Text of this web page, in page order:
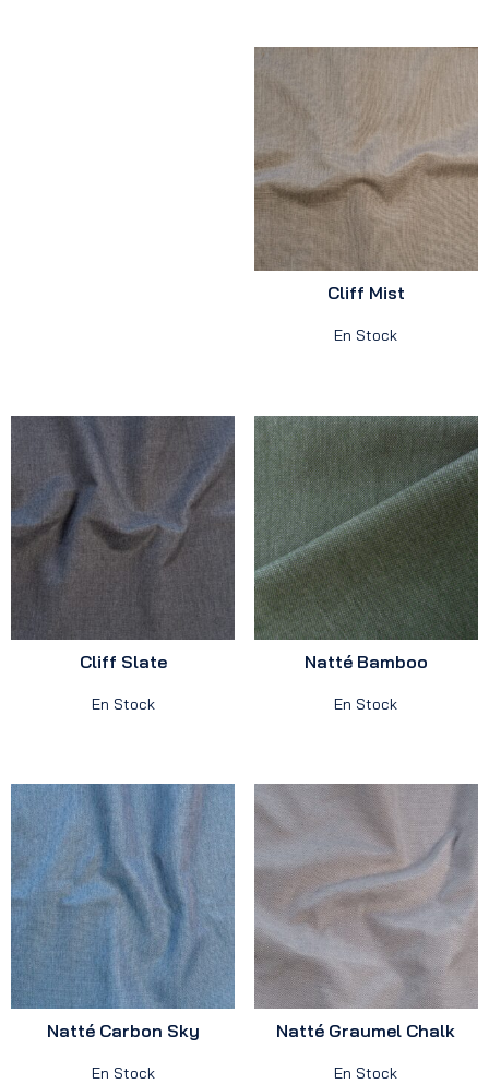
Cliff Mist
En Stock
Cliff Slate
En Stock
Natté Bamboo
En Stock
Natté Carbon Sky
En Stock
Natté Graumel Chalk
En Stock